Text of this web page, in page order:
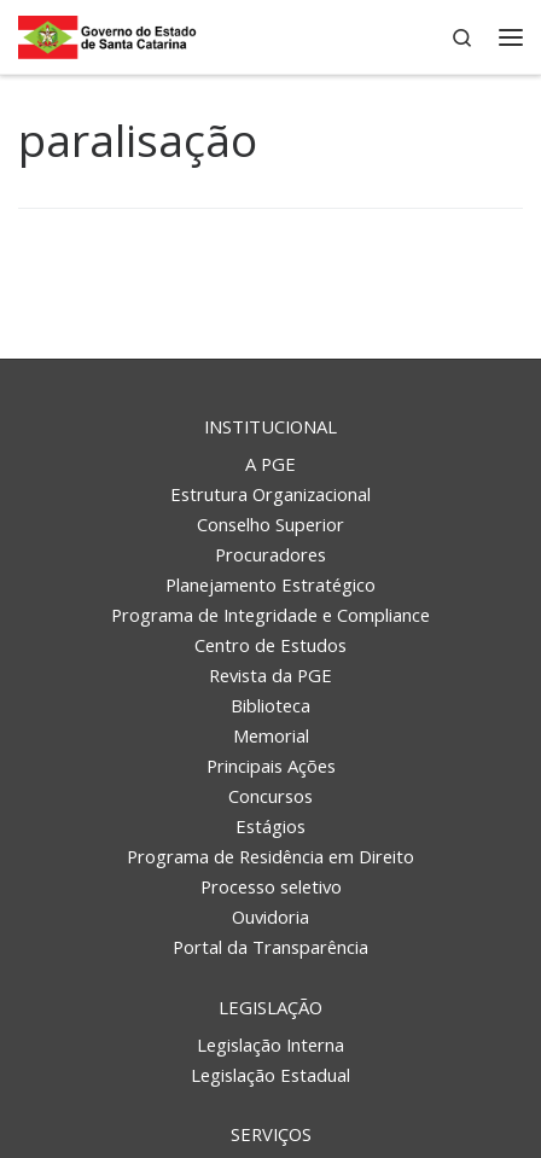
Skip to content
Search
paralisação
INSTITUCIONAL
A PGE
Estrutura Organizacional
Conselho Superior
Procuradores
Planejamento Estratégico
Programa de Integridade e Compliance
Centro de Estudos
Revista da PGE
Biblioteca
Memorial
Principais Ações
Concursos
Estágios
Programa de Residência em Direito
Processo seletivo
Ouvidoria
Portal da Transparência
LEGISLAÇÃO
Legislação Interna
Legislação Estadual
SERVIÇOS